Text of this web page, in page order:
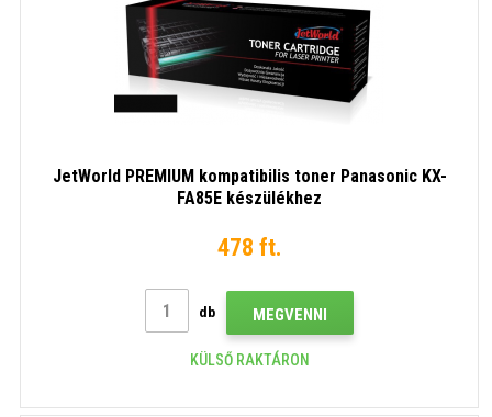
JetWorld PREMIUM kompatibilis toner Panasonic KX-
FA85E készülékhez
478 ft.
db MEGVENNI
KÜLSŐ RAKTÁRON